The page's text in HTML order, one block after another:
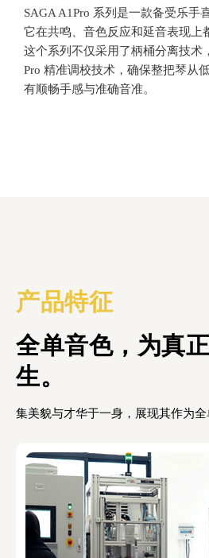
SAGA A1Pro 系列 是一款备受乐手
它在共鸣、音色反应和延音表现上
这个系列不仅采用了柄桶分离技术
Pro 精准调校技术，确保整把琴从
有顺畅手感与准确音准。
产品特征
全单音色，为真
生。
集美貌与才华于一身，展现其作为